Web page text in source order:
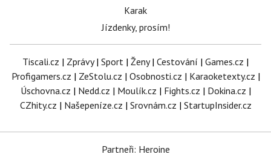
Karak
Jízdenky, prosím!
Tiscali.cz | Zprávy| Sport | Ženy| Cestování | Games.cz |
Profigamers.cz | ZeStolu.cz | Osobnosti.cz | Karaoketexty.cz |
Úschovna.cz | Nedd.cz | Moulík.cz | Fights.cz | Dokina.cz |
CZhity.cz | Našepeníze.cz | Srovnám.cz | StartupInsider.cz
Partneři: Heroine